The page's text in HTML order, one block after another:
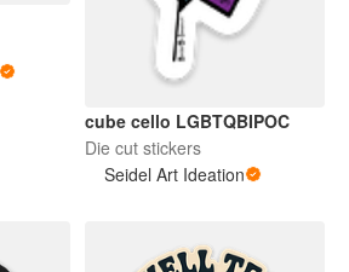
cube cello LGBTQBIPOC
Die cut stickers
Seidel Art Ideation